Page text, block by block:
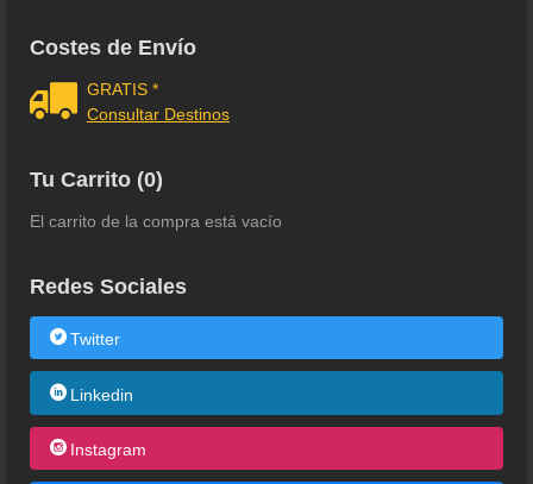
Costes de Envío
GRATIS *
Consultar Destinos
Tu Carrito (0)
El carrito de la compra está vacío
Redes Sociales
Twitter
Linkedin
Instagram